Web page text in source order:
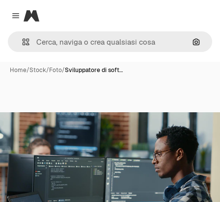
Close menu
Magnific
Cerca
Home/Stock/Foto/Sviluppatore di soft…